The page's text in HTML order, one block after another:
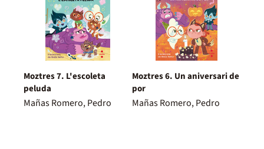
Moztres 7. L'escoleta
peluda
Mañas Romero, Pedro
Moztres 6. Un aniversari de
por
Mañas Romero, Pedro